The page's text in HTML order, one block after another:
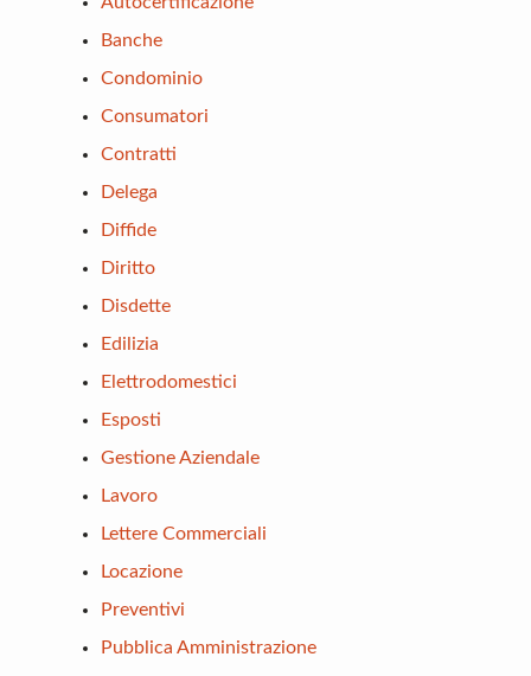
Banche
Condominio
Consumatori
Contratti
Delega
Diffide
Diritto
Disdette
Edilizia
Elettrodomestici
Esposti
Gestione Aziendale
Lavoro
Lettere Commerciali
Locazione
Preventivi
Pubblica Amministrazione